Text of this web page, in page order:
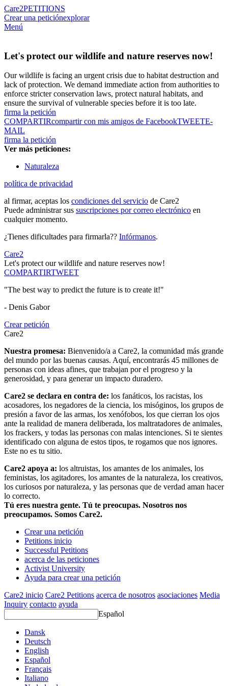
Care2PETITIONS
Crear una peticiónexplorar
Menú
Let's protect our wildlife and nature reserves now!
Our wildlife is facing an urgent crisis due to habitat destruction and
lack of protection. We demand immediate action from authorities to
enforce stricter conservation laws, protect natural habitats, and
ensure the survival of vulnerable species before it is too late.
firma la petición
COMPARTIRcompartir con mis amigos de FacebookTWEETE-
MAIL
firma la petición
Ver más peticiones:
Naturaleza
política de privacidad
al firmar, aceptas los condiciones del servicio de Care2
Puede administrar sus suscripciones por correo electrónico en
cualquier momento.
¿Tienes dificultades para firmarla?? Infórmanos.
Care2
Let's protect our wildlife and nature reserves now!
COMPARTIRTWEET
"The best way to predict the future is to create it!"
- Denis Gabor
Crear petición
Care2
Nuestra promesa: Bienvenido/a a Care2, la comunidad más grande
del mundo por las buenas causas. Aquí, encontrarás 45 millones de
personas con ideas afines, que trabajan por el progreso y la
generosidad, y para generar un impacto duradero.
Care2 se declara en contra de: los fanáticos, los racistas, los
acosadores, los negadores de la ciencia, los misóginos, los grupos de
presión a favor de las armas, los xenófobos, los que cierran los ojos
ante la realidad de manera deliberada, los maltratadores de animales,
los frackers, y todas las personas con malas intenciones. Si te sientes
identificado con alguna de estos tipos, te rogamos que nos ignores.
Este no es tu sitio.
Care2 apoya a: los altruistas, los amantes de los animales, los
feministas, los agitadores, los amantes de la naturaleza, los creativos,
los curiosos por naturaleza, y las personas que de verdad aman hacer
lo correcto.
Tú eres nuestra gente. Tú te preocupas. Nosotros nos
preocupamos. Somos Care2.
Crear una petición
Petitions inicio
Successful Petitions
acerca de las peticiones
Activist University
Ayuda para crear una petición
Care2 inicio Care2 Petitions acerca de nosotros asociaciones Media
Inquiry contacto ayuda
Español
Dansk
Deutsch
English
Español
Français
Italiano